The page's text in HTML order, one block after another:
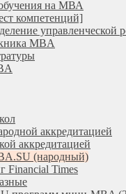
на МВА
компетенций]
управленческой
MBA
аккредитацией
аккредитацией
(народный)
Financial Times